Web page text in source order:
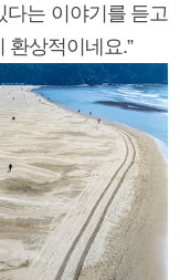
다는 이야기를 듣고
환상적이네요.”